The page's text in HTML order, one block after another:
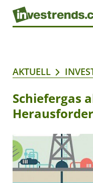
AKTUELL
Schiefergas